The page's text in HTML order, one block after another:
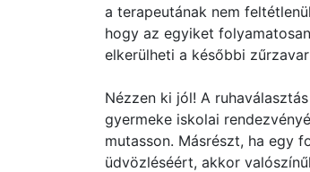
a terapeutának nem
hogy az egyiket
elkerülheti a későbbi
Nézzen ki jól! A
gyermeke iskolai
mutasson. Másrészt, ha egy
üdvözléséért, akkor